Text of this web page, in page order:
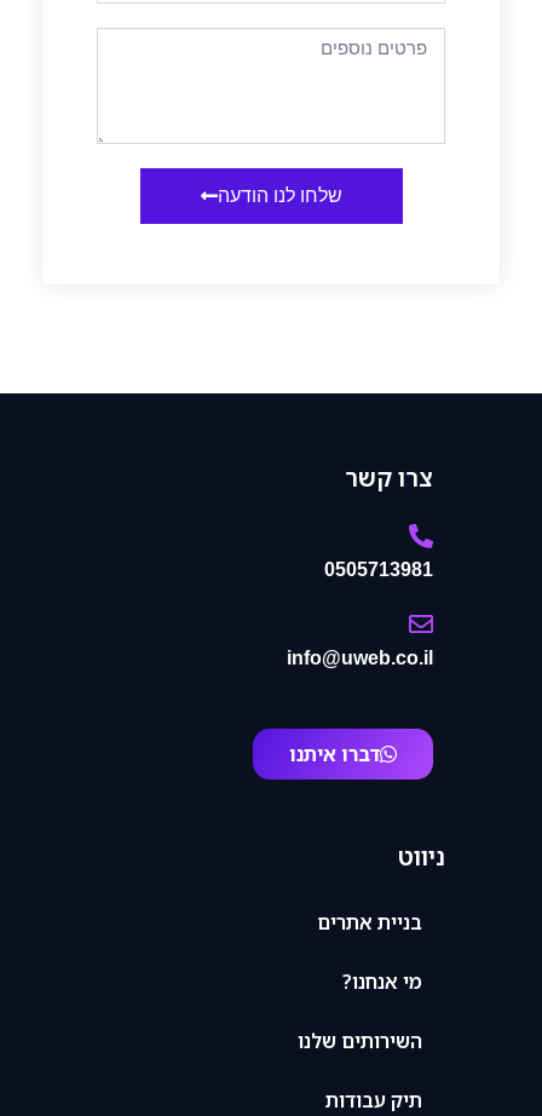
שלחו לנו הודעה
צרו קשר
0505713981
info@uweb.co.il
דברו איתנו
ניווט
בניית אתרים
מי אנחנו?
השירותים שלנו
תיק עבודות